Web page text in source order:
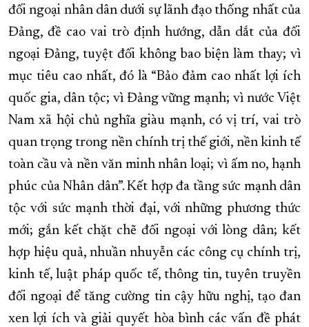
đối ngoại nhân dân dưới sự lãnh đạo thống nhất của
Đảng, đề cao vai trò định hướng, dẫn dắt của đối
ngoại Đảng, tuyệt đối không bao biện làm thay; vì
mục tiêu cao nhất, đó là “Bảo đảm cao nhất lợi ích
quốc gia, dân tộc; vì Đảng vững mạnh; vì nước Việt
Nam xã hội chủ nghĩa giàu mạnh, có vị trí, vai trò
quan trọng trong nền chính trị thế giới, nền kinh tế
toàn cầu và nền văn minh nhân loại; vì ấm no, hạnh
phúc của Nhân dân”. Kết hợp đa tầng sức mạnh dân
tộc với sức mạnh thời đại, với những phương thức
mới; gắn kết chặt chẽ đối ngoại với lòng dân; kết
hợp hiệu quả, nhuần nhuyễn các công cụ chính trị,
kinh tế, luật pháp quốc tế, thông tin, tuyên truyền
đối ngoại để tăng cường tin cậy hữu nghị, tạo đan
xen lợi ích và giải quyết hòa bình các vấn đề phát